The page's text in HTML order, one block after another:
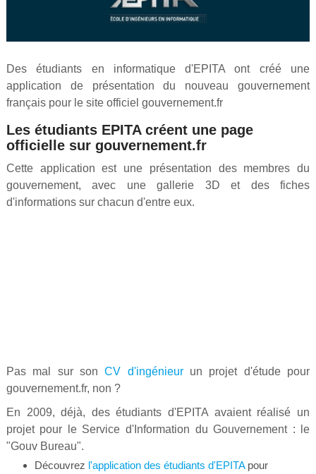
Des étudiants en informatique d'EPITA ont créé une
application de présentation du nouveau gouvernement
français pour le site officiel gouvernement.fr
Les étudiants EPITA créent une page
officielle sur gouvernement.fr
Cette application est une présentation des membres du
gouvernement, avec une gallerie 3D et des fiches
d'informations sur chacun d'entre eux.
Pas mal sur sonCV d'ingénieurun projet d'étude pour
gouvernement.fr, non ?
En 2009, déjà, des étudiants d'EPITA avaient réalisé un
projet pour le Service d'Information du Gouvernement : le
"Gouv Bureau".
Découvrez l'application des étudiants d'EPITApour